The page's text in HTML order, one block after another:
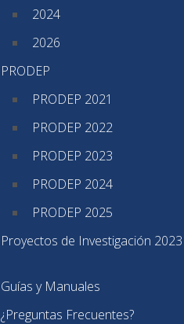
2024
2026
PRODEP
PRODEP 2021
PRODEP 2022
PRODEP 2023
PRODEP 2024
PRODEP 2025
Proyectos de Investigación 2023
Guías y Manuales
¿Preguntas Frecuentes?